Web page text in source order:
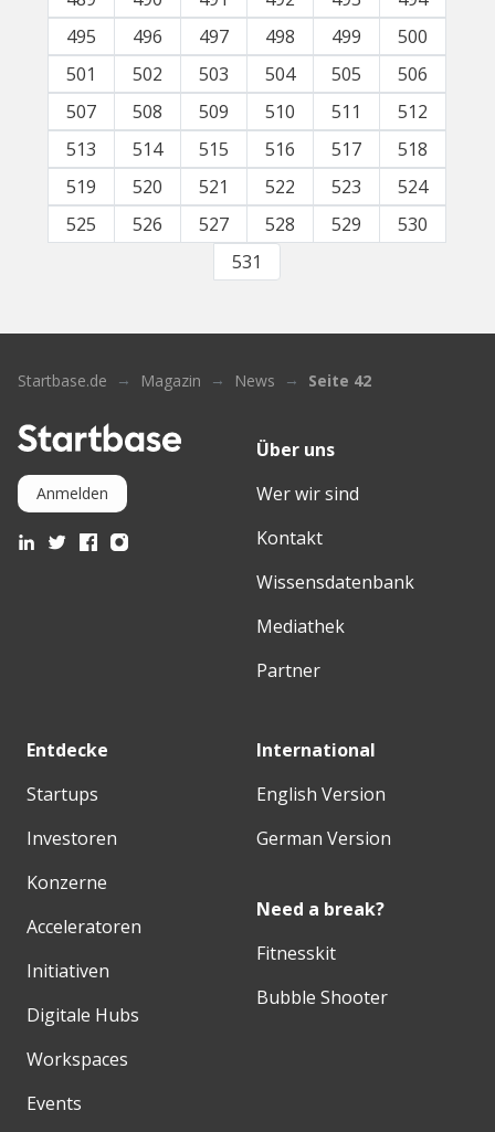
495
496 497 498 499
500
501
502 503 504 505
506
507
508 509 510 511
512
513
514 515 516 517
518
519
520 521 522 523
524
525
526 527 528 529
530
531
Startbase.de Magazin News Seite 42
Anmelden
Über uns
Wer wir sind
Kontakt
Wissensdatenbank
Mediathek
Partner
Entdecke
Startups
Investoren
Konzerne
Acceleratoren
Initiativen
Digitale Hubs
Workspaces
Events
International
English Version
German Version
Need a break?
Fitnesskit
Bubble Shooter